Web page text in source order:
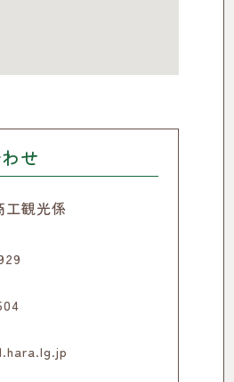
せ
工観光係